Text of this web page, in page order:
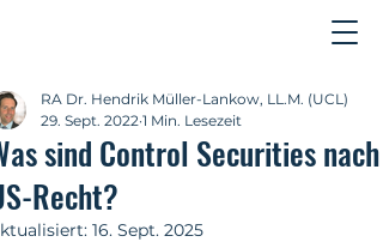
sind Control Securities nach
Recht?
RA Dr. Hendrik Müller-Lankow, LL.M. (UCL)
29. Sept. 2022 1 Min. Lesezeit
16. Sept. 2025